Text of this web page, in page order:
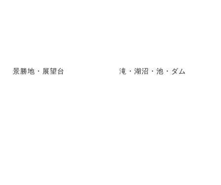
景勝地・展望台 滝・湖沼・池・ダム